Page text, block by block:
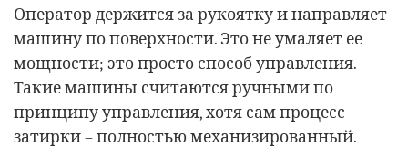
Оператор держится за рукоятку и направляет
машину по поверхности. Это не умаляет ее
мощности; это просто способ управления.
Такие машины считаются ручными по
принципу управления, хотя сам процесс
затирки – полностью механизированный.